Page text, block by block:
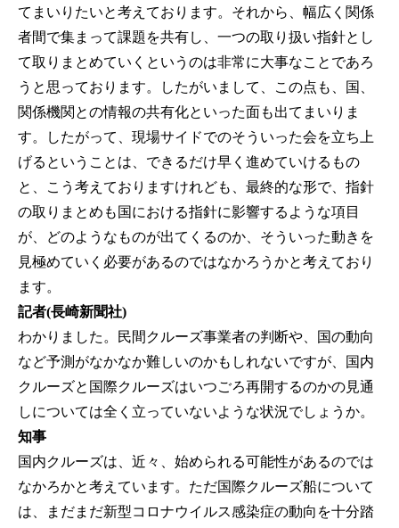
てまいりたいと考えております。それから、幅広く関係
者間で集まって課題を共有し、一つの取り扱い指針とし
て取りまとめていくというのは非常に大事なことであろ
うと思っております。したがいまして、この点も、国、
関係機関との情報の共有化といった面も出てまいりま
す。したがって、現場サイドでのそういった会を立ち上
げるということは、できるだけ早く進めていけるもの
と、こう考えておりますけれども、最終的な形で、指針
の取りまとめも国における指針に影響するような項目
が、どのようなものが出てくるのか、そういった動きを
見極めていく必要があるのではなかろうかと考えており
ます。
記者(長崎新聞社)
わかりました。民間クルーズ事業者の判断や、国の動向
など予測がなかなか難しいのかもしれないですが、国内
クルーズと国際クルーズはいつごろ再開するのかの見通
しについては全く立っていないような状況でしょうか。
知事
国内クルーズは、近々、始められる可能性があるのでは
なかろかと考えています。ただ国際クルーズ船について
は、まだまだ新型コロナウイルス感染症の動向を十分踏